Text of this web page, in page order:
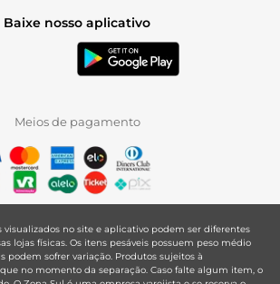
Baixe nosso aplicativo
Meios de pagamento
visualizados no site e aplicativo podem ser diferentes
lojas físicas. Os itens pesáveis possuem peso médio
podem sofrer variação. Produtos sujeitos à
no momento da separação. Caso falte algum item, o